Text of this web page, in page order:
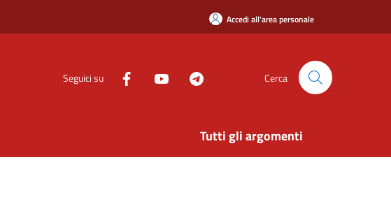
Accedi all'area personale
Seguici su Cerca
Tutti gli argomenti